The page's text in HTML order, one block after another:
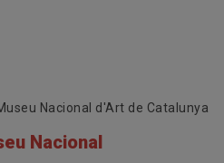
Nacional d'Art de Catalunya
Nacional